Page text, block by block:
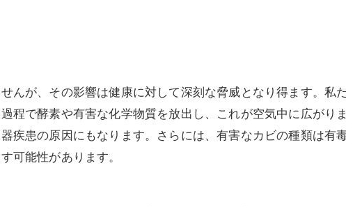
んが、その影響は健康に対して深刻な脅威となり得ます。私
程で酵素や有害な化学物質を放出し、これが空気中に広がり
疾患の原因にもなります。さらには、有害なカビの種類は有
可能性があります。